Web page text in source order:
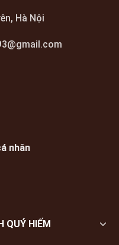
Hà Nội
nhân
QUÝ HIẾM